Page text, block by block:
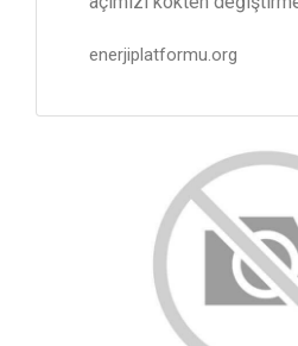
enerjiplatformu.org